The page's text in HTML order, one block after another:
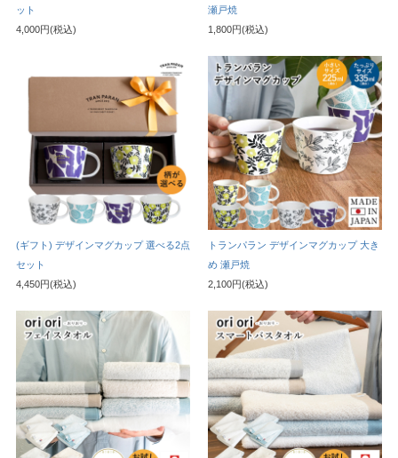
ット
4,000円(税込)
瀬戸焼
1,800円(税込)
(ギフト) デザインマグカップ 選べる2点
セット
4,450円(税込)
トランパラン デザインマグカップ 大き
め 瀬戸焼
2,100円(税込)